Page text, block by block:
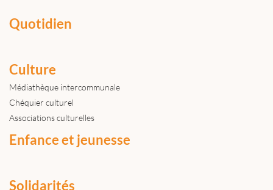
Quotidien
Culture
Médiathèque intercommunale
Chéquier culturel
Associations culturelles
Enfance et jeunesse
Solidarités